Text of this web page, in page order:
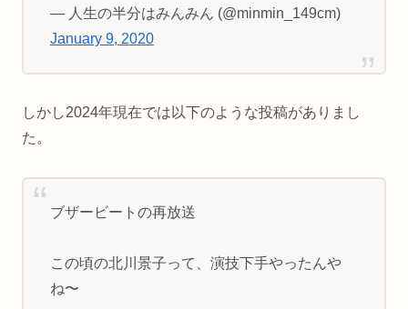
— 人生の半分はみんみん (@minmin_149cm)
January 9, 2020
しかし2024年現在では以下のような投稿がありまし
た。
ブザービートの再放送
この頃の北川景子って、演技下手やったんや
ね〜